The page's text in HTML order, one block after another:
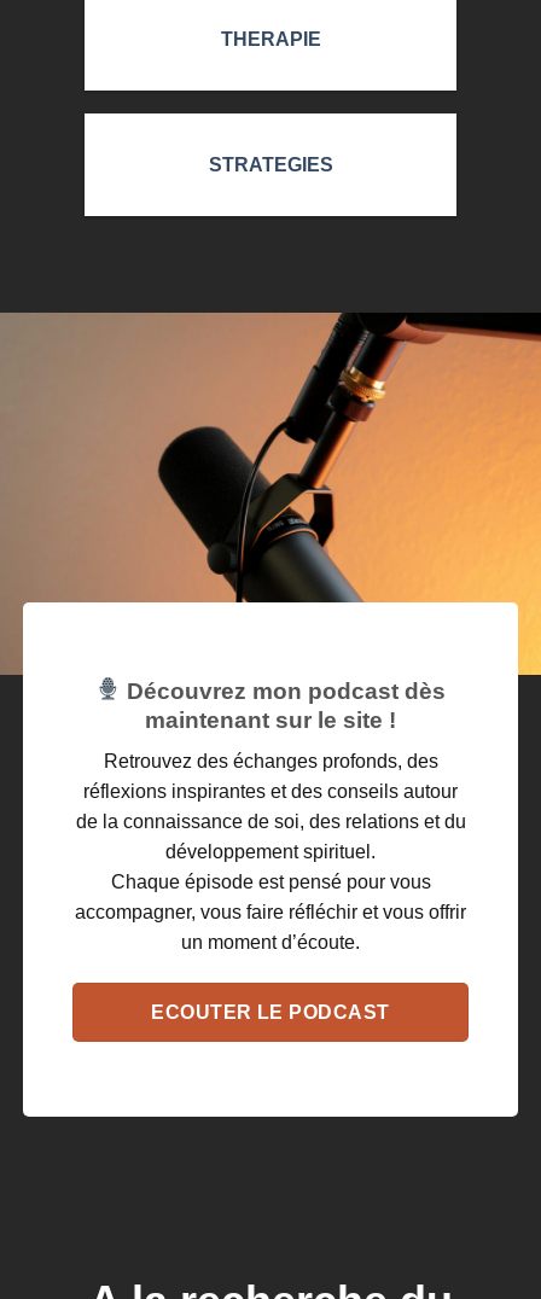
THERAPIE
STRATEGIES
Découvrez mon podcast dès
maintenant sur le site !
Retrouvez des échanges profonds, des
réflexions inspirantes et des conseils autour
de la connaissance de soi, des relations et du
développement spirituel.
Chaque épisode est pensé pour vous
accompagner, vous faire réfléchir et vous offrir
un moment d’écoute.
ECOUTER LE PODCAST